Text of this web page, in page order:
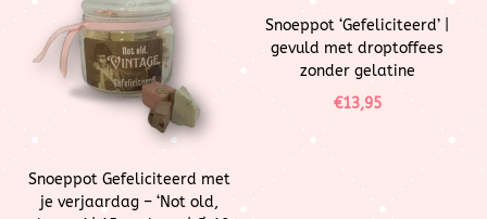
Snoeppot Gefeliciteerd met
je verjaardag – ‘Not old,
Snoeppot ‘Gefeliciteerd’ |
gevuld met droptoffees
zonder gelatine
€13,95